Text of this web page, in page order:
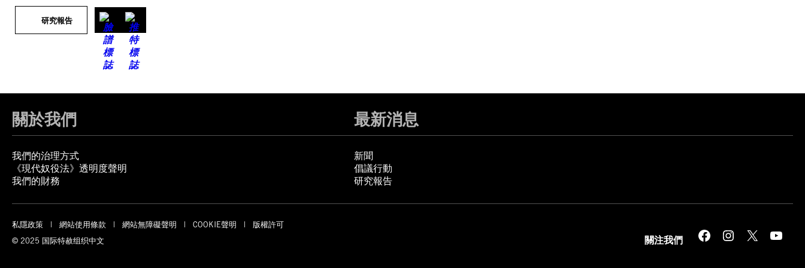
研究報告
關於我們
我們的治理方式
《現代奴役法》透明度聲明
我們的財務
最新消息
新聞
倡議行動
研究報告
私隱政策 網站使用條款 網站無障礙聲明 COOKIE聲明
版權許可
© 2025 国际特赦组织中文
關注我們 Facebook Instagram X YouTube